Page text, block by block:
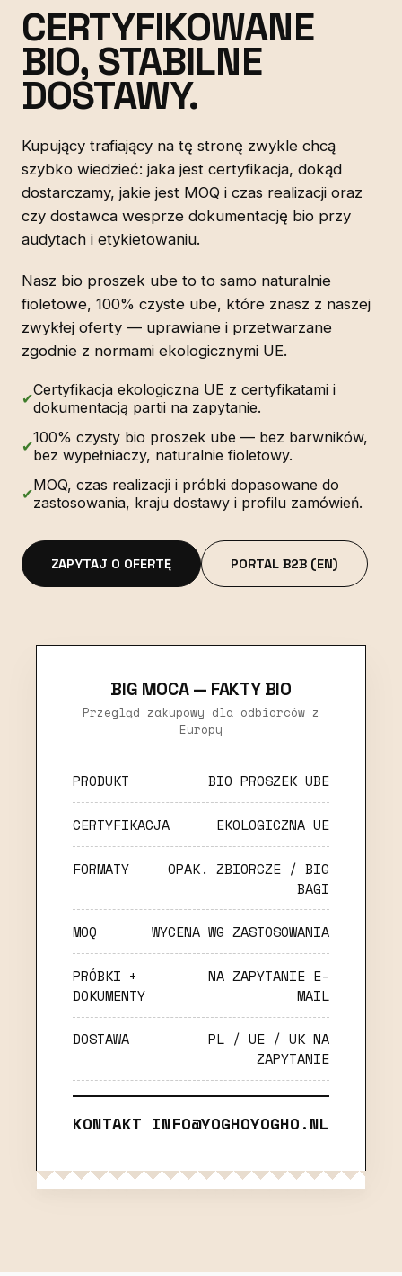
CERTYFIKOWANE
BIO, STABILNE
DOSTAWY.
Kupujący trafiający na tę stronę zwykle chcą
szybko wiedzieć: jaka jest certyfikacja, dokąd
dostarczamy, jakie jest MOQ i czas realizacji oraz
czy dostawca wesprze dokumentację bio przy
audytach i etykietowaniu.
Nasz bio proszek ube to to samo naturalnie
fioletowe, 100% czyste ube, które znasz z naszej
zwykłej oferty — uprawiane i przetwarzane
zgodnie z normami ekologicznymi UE.
✔Certyfikacja ekologiczna UE z certyfikatami i
dokumentacją partii na zapytanie.
✔100% czysty bio proszek ube — bez barwników,
bez wypełniaczy, naturalnie fioletowy.
✔MOQ, czas realizacji i próbki dopasowane do
zastosowania, kraju dostawy i profilu zamówień.
ZAPYTAJ O OFERTĘ PORTAL B2B (EN)
BIG MOCA — FAKTY BIO
Przegląd zakupowy dla odbiorców z
Europy
PRODUKT BIO PROSZEK UBE
CERTYFIKACJA EKOLOGICZNA UE
FORMATY
OPAK. ZBIORCZE / BIG
BAGI
MOQ WYCENA WG ZASTOSOWANIA
PRÓBKI +
DOKUMENTY
NA ZAPYTANIE E-
MAIL
DOSTAWA
PL / UE / UK NA
ZAPYTANIE
KONTAKT INFO@YOGHOYOGHO.NL